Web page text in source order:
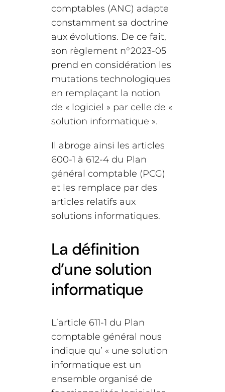
comptables (ANC) adapte
constamment sa doctrine
aux évolutions. De ce fait,
son règlement n°2023-05
prend en considération les
mutations technologiques
en remplaçant la notion
de « logiciel » par celle de «
solution informatique ».
Il abroge ainsi les articles
600-1 à 612-4 du Plan
général comptable (PCG)
et les remplace par des
articles relatifs aux
solutions informatiques.
La définition
d’une solution
informatique
L’article 611-1 du Plan
comptable général nous
indique qu’ « une solution
informatique est un
ensemble organisé de